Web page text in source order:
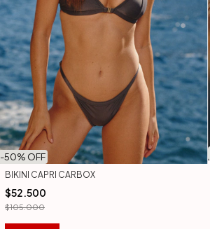
-50% OFF
BIKINI CAPRI CARBOX
$52.500
$105.000